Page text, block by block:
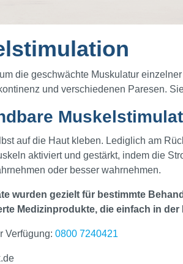
die geschwächte Muskulatur
und verschiedenen Paresen.
auf die Haut kleben. Lediglich am
aktiviert und gestärkt, indem die
oder besser wahrnehmen.
wurden gezielt für bestimmte
Medizinprodukte, die einfach in
Verfügung: 0800 7240421